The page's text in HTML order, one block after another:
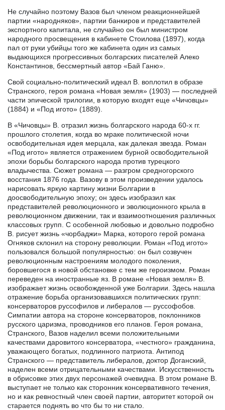
Не случайно поэтому Вазов был членом реакционнейшей
партии «народняков», партии банкиров и представителей
экспортного капитала, не случайно он был министром
народного просвещения в кабинете Стоилова (1897), когда
пал от руки убийцы того же кабинета один из самых
выдающихся прогрессивных болгарских писателей Алеко
Константинов, бессмертный автор «Бай Ганю».
Свой социально-политический идеал В. воплотил в образе
Странского, героя романа «Новая земля» (1903) — последней
части эпической трилогии, в которую входят еще «Чичовцы»
(1884) и «Под игото» (1889).
В «Чичовцы» В. отразил жизнь болгарского народа 60-х гг.
прошлого столетия, когда во мраке политической ночи
освободительная идея мерцала, как далекая звезда. Роман
«Под игото» является отражением бурной освободительной
эпохи борьбы болгарского народа против турецкого
владычества. Сюжет романа — разгром средногорского
восстания 1876 года. Вазову в этом произведении удалось
нарисовать яркую картину жизни Болгарии в
доосвободительную эпоху; он здесь изобразил как
представителей революционного и эволюционного крыла в
революционном движении, так и взаимоотношения различных
классовых групп. С особенной любовью и довольно подробно
В. рисует жизнь «чорбаджи» Марка, которого герой романа
Огняков склонил на сторону революции. Роман «Под игото»
пользовался большой популярностью: он был созвучен
революционным настроениям молодого поколения,
боровшегося в новой обстановке с тем же героизмом. Роман
переведен на иностранные яз. В романе «Новая земля» В.
изображает жизнь освобожденной уже Болгарии. Здесь нашла
отражение борьба организовавшихся политических групп:
консерваторов руссофилов и либералов — руссофобов.
Симпатии автора на стороне консерваторов, поклонников
русского царизма, проводников его планов. Героя романа,
Странского, Вазов наделил всеми положительными
качествами даровитого консерватора, «честного» гражданина,
уважающего богатых, подлинного патриота. Антипод
Странского — представитель либералов, доктор Доганский,
наделен всеми отрицательными качествами. Искусственность
в обрисовке этих двух персонажей очевидна. В этом романе В.
выступает не только как сторонник консервативного течения,
но и как ревностный член своей партии, авторитет которой он
старается поднять во что бы то ни стало.